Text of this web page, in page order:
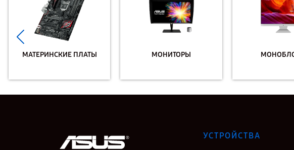
МАТЕРИНСКИЕ ПЛАТЫ МОНИТОРЫ
УСТРОЙСТВА